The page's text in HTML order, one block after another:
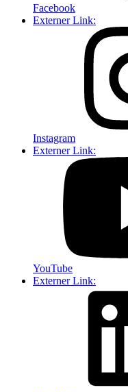
Facebook
Externer Link:
Instagram
Externer Link:
YouTube
Externer Link: